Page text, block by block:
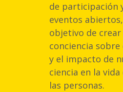
de participación
eventos
objetivo de crear
conciencia
y el impacto de
ciencia en la
las personas.